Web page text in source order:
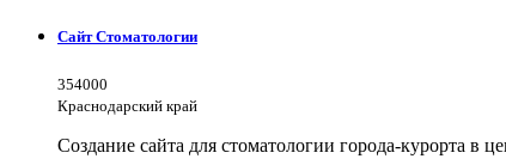
Сайт Стоматологии
354000
Краснодарский край
Создание сайта для стоматологии города-курорта в